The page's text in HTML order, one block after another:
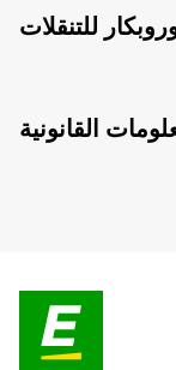
للتنقلات
القانونية